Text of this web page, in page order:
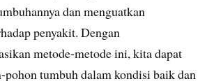
dan menguatkan
penyakit. Dengan
metode-metode ini, kita dapat
pohon tumbuh dalam kondisi baik dan